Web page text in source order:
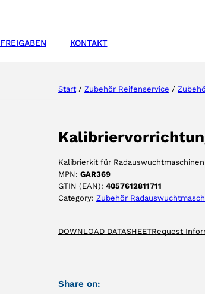
FREIGABEN KONTAKT
Start / Zubehör Reifenservice /
Kalibrierkit für
MPN: GAR369
GTIN (EAN): 4057612811711
Category: Zubehör
DOWNLOAD DATASHEETRequest
Share on: